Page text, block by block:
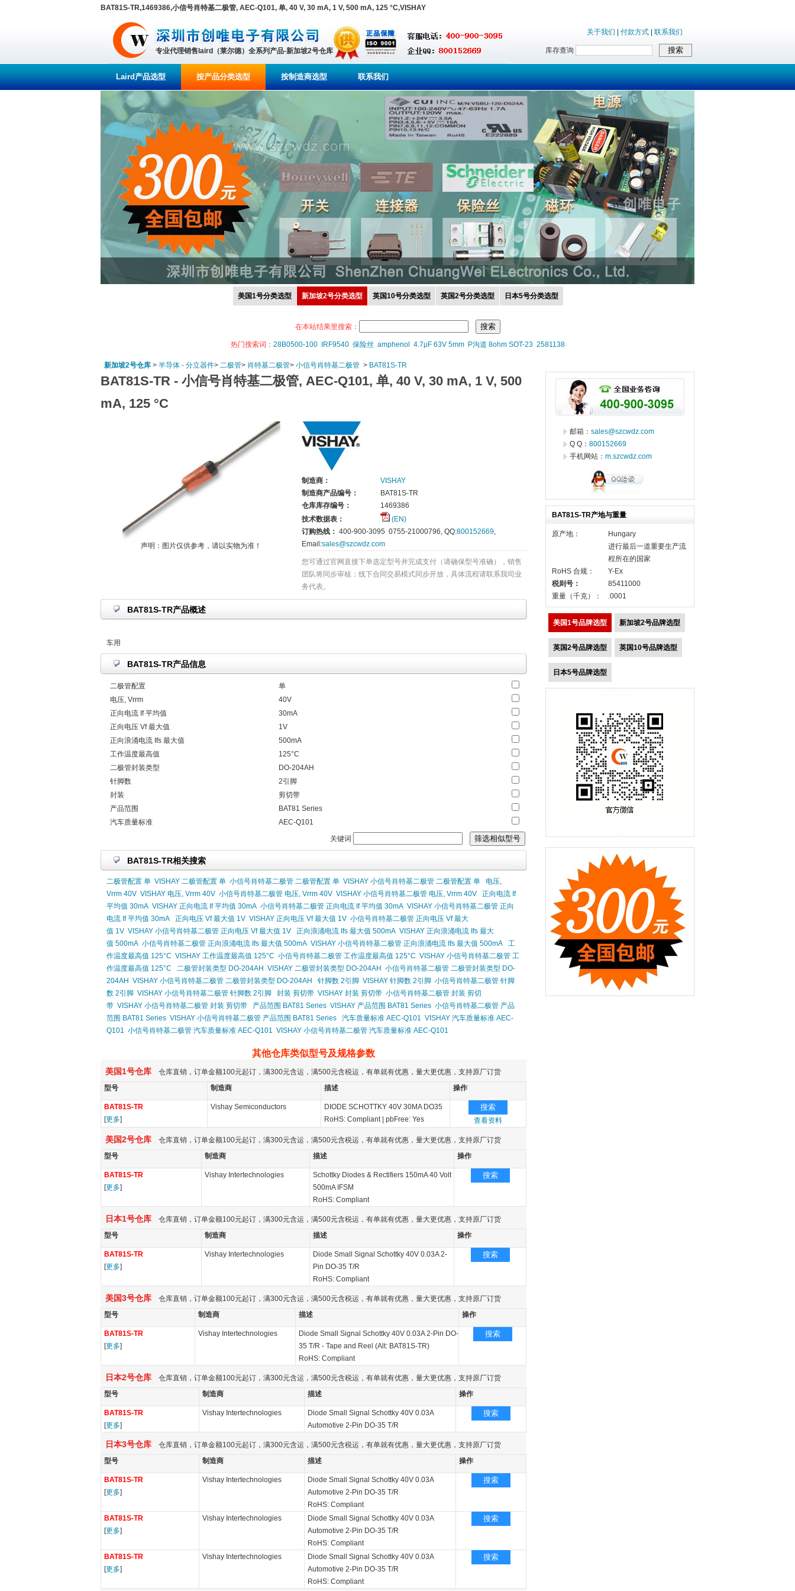
BAT81S-TR,1469386,小信号肖特基二极管, AEC-Q101, 单, 40 V, 30 mA, 1 V, 500 mA, 125 °C,VISHAY
专业代理销售laird（莱尔德）全系列产品-新加坡2号仓库
关于我们 付款方式 联系我们
库存查询
Laird产品选型 按产品分类选型 按制造商选型 联系我们
美国1号分类选型 新加坡2号分类选型 英国10号分类选型 英国2号分类选型 日本5号分类选型
在本站结果里搜索：
热门搜索词： 28B0500-100 IRF9540 保险丝 amphenol 4.7μF 63V 5mm P沟道 8ohm SOT-23 2581138
新加坡2号仓库 > 半导体 - 分立器件> 二极管> 肖特基二极管> 小信号肖特基二极管 > BAT81S-TR
BAT81S-TR - 小信号肖特基二极管, AEC-Q101, 单, 40 V, 30 mA, 1 V, 500
mA, 125 °C
声明：图片仅供参考，请以实物为准！
制造商：
VISHAY
制造商产品编号：
BAT81S-TR
仓库库存编号：
1469386
技术数据表：
(EN)
订购热线： 400-900-3095 0755-21000796, QQ:800152669,
Email:sales@szcwdz.com
您可通过官网直接下单选定型号并完成支付（请确保型号准确），销售
团队将同步审核；线下合同交易模式同步开放，具体流程请联系我司业
务代表。
BAT81S-TR产品概述
车用
BAT81S-TR产品信息
二极管配置
单
电压, Vrrm
40V
正向电流 If 平均值
30mA
正向电压 Vf 最大值
1V
正向浪涌电流 Ifs 最大值
500mA
工作温度最高值
125°C
二极管封装类型
DO-204AH
针脚数
2引脚
封装
剪切带
产品范围
BAT81 Series
汽车质量标准
AEC-Q101
关键词
BAT81S-TR相关搜索
二极管配置 单 VISHAY 二极管配置 单 小信号肖特基二极管 二极管配置 单 VISHAY 小信号肖特基二极管 二极管配置 单
电压,
Vrrm 40V VISHAY 电压, Vrrm 40V 小信号肖特基二极管 电压, Vrrm 40V VISHAY 小信号肖特基二极管 电压, Vrrm 40V
正向电流 If
平均值 30mA VISHAY 正向电流 If 平均值 30mA 小信号肖特基二极管 正向电流 If 平均值 30mA VISHAY 小信号肖特基二极管 正向
电流 If 平均值 30mA
正向电压 Vf 最大值 1V VISHAY 正向电压 Vf 最大值 1V 小信号肖特基二极管 正向电压 Vf 最大
值 1V VISHAY 小信号肖特基二极管 正向电压 Vf 最大值 1V 正向浪涌电流 Ifs 最大值 500mA VISHAY 正向浪涌电流 Ifs 最大
值 500mA 小信号肖特基二极管 正向浪涌电流 Ifs 最大值 500mA VISHAY 小信号肖特基二极管 正向浪涌电流 Ifs 最大值 500mA
工
作温度最高值 125°C VISHAY 工作温度最高值 125°C 小信号肖特基二极管 工作温度最高值 125°C VISHAY 小信号肖特基二极管 工
作温度最高值 125°C
二极管封装类型 DO-204AH VISHAY 二极管封装类型 DO-204AH 小信号肖特基二极管 二极管封装类型 DO-
204AH VISHAY 小信号肖特基二极管 二极管封装类型 DO-204AH 针脚数 2引脚 VISHAY 针脚数 2引脚 小信号肖特基二极管 针脚
数 2引脚 VISHAY 小信号肖特基二极管 针脚数 2引脚 封装 剪切带 VISHAY 封装 剪切带 小信号肖特基二极管 封装 剪切
带 VISHAY 小信号肖特基二极管 封装 剪切带 产品范围 BAT81 Series VISHAY 产品范围 BAT81 Series 小信号肖特基二极管 产品
范围 BAT81 Series VISHAY 小信号肖特基二极管 产品范围 BAT81 Series 汽车质量标准 AEC-Q101 VISHAY 汽车质量标准 AEC-
Q101 小信号肖特基二极管 汽车质量标准 AEC-Q101 VISHAY 小信号肖特基二极管 汽车质量标准 AEC-Q101
其他仓库类似型号及规格参数
美国1号仓库 仓库直销，订单金额100元起订，满300元含运，满500元含税运，有单就有优惠，量大更优惠，支持原厂订货
型号
制造商 描述 操作
BAT81S-TR
[更多]
Vishay Semiconductors
DIODE SCHOTTKY 40V 30MA DO35
RoHS: Compliant pbFree: Yes
搜索
查看资料
美国2号仓库 仓库直销，订单金额100元起订，满300元含运，满500元含税运，有单就有优惠，量大更优惠，支持原厂订货
型号
制造商 描述 操作
BAT81S-TR
[更多]
Vishay Intertechnologies
Schottky Diodes & Rectifiers 150mA 40 Volt
500mA IFSM
RoHS: Compliant
搜索
日本1号仓库 仓库直销，订单金额100元起订，满300元含运，满500元含税运，有单就有优惠，量大更优惠，支持原厂订货
型号
制造商 描述 操作
BAT81S-TR
[更多]
Vishay Intertechnologies
Diode Small Signal Schottky 40V 0.03A 2-
Pin DO-35 T/R
RoHS: Compliant
搜索
美国3号仓库 仓库直销，订单金额100元起订，满300元含运，满500元含税运，有单就有优惠，量大更优惠，支持原厂订货
型号
制造商 描述 操作
BAT81S-TR
[更多]
Vishay Intertechnologies
Diode Small Signal Schottky 40V 0.03A 2-Pin DO-
35 T/R - Tape and Reel (Alt: BAT81S-TR)
RoHS: Compliant
搜索
日本2号仓库 仓库直销，订单金额100元起订，满300元含运，满500元含税运，有单就有优惠，量大更优惠，支持原厂订货
型号
制造商 描述 操作
BAT81S-TR
[更多]
Vishay Intertechnologies
Diode Small Signal Schottky 40V 0.03A
Automotive 2-Pin DO-35 T/R
搜索
日本3号仓库 仓库直销，订单金额100元起订，满300元含运，满500元含税运，有单就有优惠，量大更优惠，支持原厂订货
型号
制造商 描述 操作
BAT81S-TR
[更多]
Vishay Intertechnologies
Diode Small Signal Schottky 40V 0.03A
Automotive 2-Pin DO-35 T/R
RoHS: Compliant
搜索
BAT81S-TR
[更多]
Vishay Intertechnologies
Diode Small Signal Schottky 40V 0.03A
Automotive 2-Pin DO-35 T/R
RoHS: Compliant
搜索
BAT81S-TR
[更多]
Vishay Intertechnologies
Diode Small Signal Schottky 40V 0.03A
Automotive 2-Pin DO-35 T/R
RoHS: Compliant
搜索
邮箱： sales@szcwdz.com
Q Q： 800152669
手机网站： m.szcwdz.com
BAT81S-TR产地与重量
原产地：
Hungary
进行最后一道重要生产流
程所在的国家
RoHS 合规：
Y-Ex
税则号：
85411000
重量（千克）：
.0001
美国1号品牌选型 新加坡2号品牌选型
英国2号品牌选型 英国10号品牌选型
日本5号品牌选型